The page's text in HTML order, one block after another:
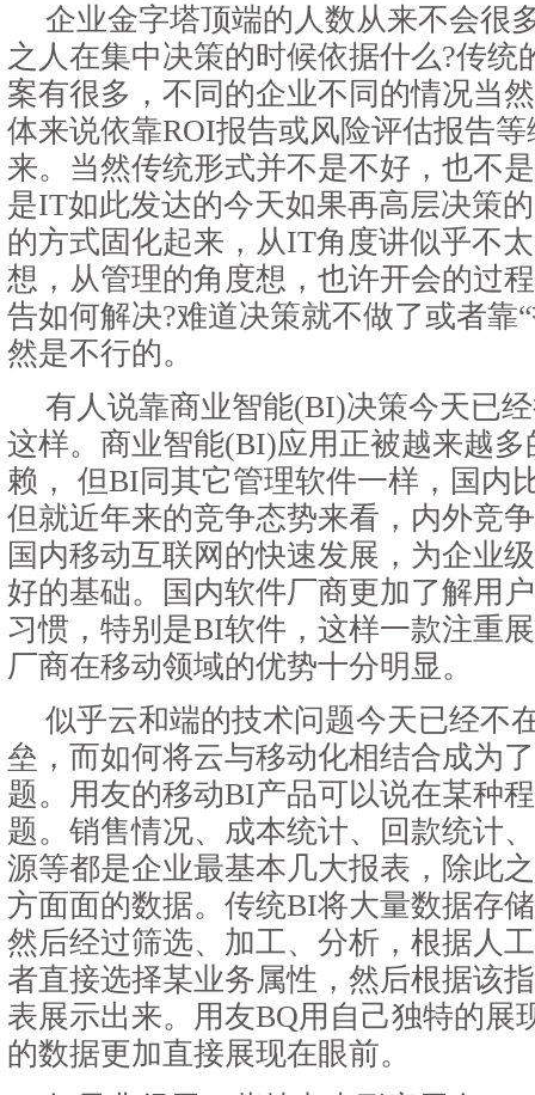
企业金字塔顶端的人数从来不会很
之人在集中决策的时候依据什么?传统
案有很多，不同的企业不同的情况当
体来说依靠ROI报告或风险评估报告
来。当然传统形式并不是不好，也不
是IT如此发达的今天如果再高层决策
的方式固化起来，从IT角度讲似乎不
想，从管理的角度想，也许开会的过
告如何解决?难道决策就不做了或者靠
然是不行的。
有人说靠商业智能(BI)决策今天已
这样。商业智能(BI)应用正被越来越
赖， 但BI同其它管理软件一样，国内
但就近年来的竞争态势来看，内外竞
国内移动互联网的快速发展，为企业
好的基础。国内软件厂商更加了解用
习惯，特别是BI软件，这样一款注重
厂商在移动领域的优势十分明显。
似乎云和端的技术问题今天已经不
垒，而如何将云与移动化相结合成为
题。用友的移动BI产品可以说在某种
题。销售情况、成本统计、回款统计
源等都是企业最基本几大报表，除此
方面面的数据。传统BI将大量数据存
然后经过筛选、加工、分析，根据人
者直接选择某业务属性，然后根据该
表展示出来。用友BQ用自己独特的展
的数据更加直接展现在眼前。